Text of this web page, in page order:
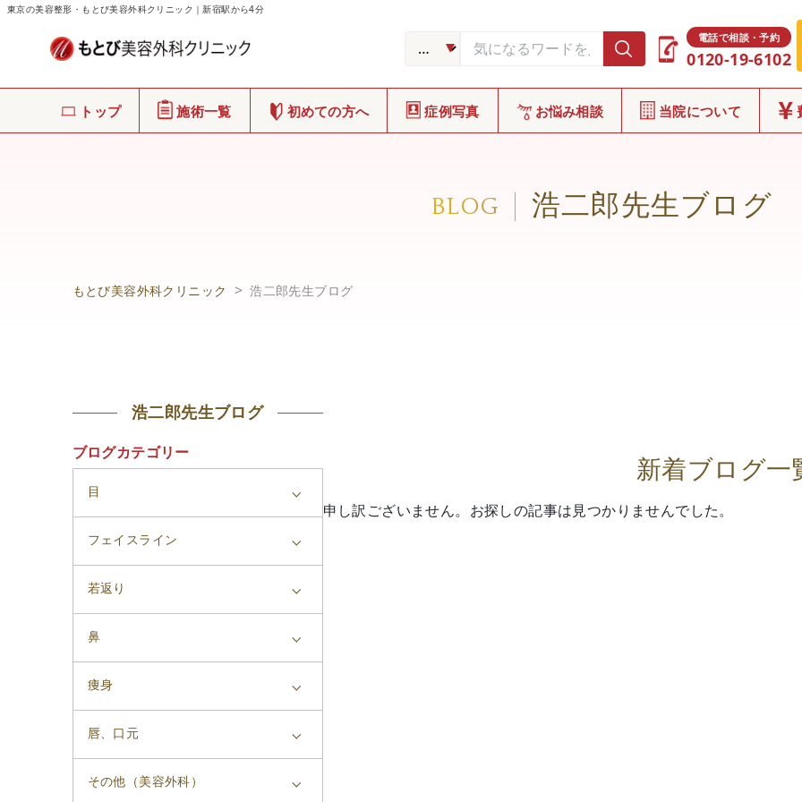
東京の美容整形・もとび美容外科クリニック｜新宿駅から4分
電話で相談・予約
0120-19-6102
トップ 施術一覧 初めての方へ 症例写真 お悩み相談 当院について
BLOG 浩二郎先生ブログ
もとび美容外科クリニック 浩二郎先生ブログ
浩二郎先生ブログ
ブログカテゴリー
目
フェイスライン
若返り
鼻
痩身
唇、口元
その他（美容外科）
新着ブログ一
申し訳ございません。お探しの記事は見つかりませんでした。